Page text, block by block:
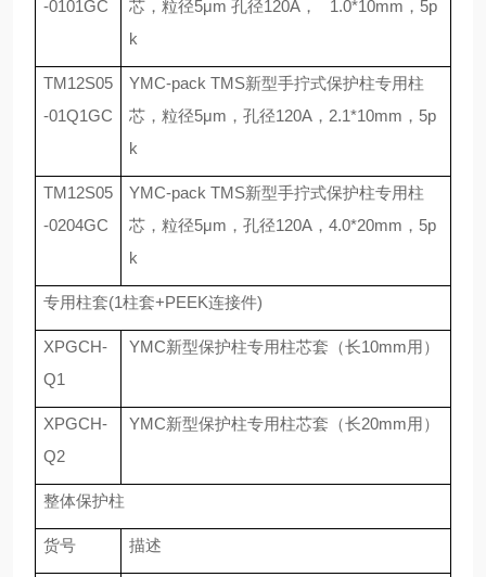
-0101GC 芯，粒径5μm 孔径120A ， 1.0*10mm ， 5p
k
TM12S05
-01Q1GC
YMC-pack TMS新型手拧式保护柱专用柱
芯，粒径5μm ，孔径120A ， 2.1*10mm ， 5p
k
TM12S05
-0204GC
YMC-pack TMS新型手拧式保护柱专用柱
芯，粒径5μm ，孔径120A ， 4.0*20mm ， 5p
k
专用柱套(1柱套+PEEK连接件)
XPGCH-
Q1
YMC新型保护柱专用柱芯套（长10mm用）
XPGCH-
Q2
YMC新型保护柱专用柱芯套（长20mm用）
整体保护柱
货号 描述